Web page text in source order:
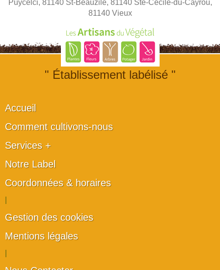
Puycelci, 81140 St-Beauzile, 81140 Ste-Cécile-du-Cayrou,
81140 Vieux
" Établissement labélisé "
Accueil
Comment cultivons-nous
Services +
Notre Label
Coordonnées & horaires
Gestion des cookies
Mentions légales